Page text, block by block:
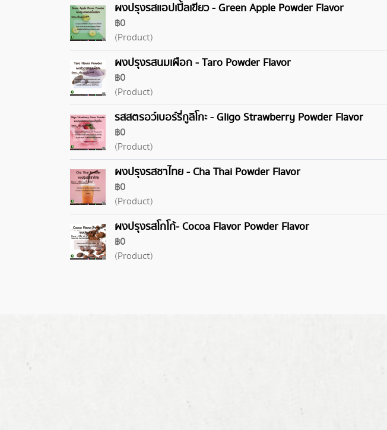
ผงปรุงรสแอปเปิ้ลเขียว - Green Apple Powder Flavor
฿0
(Product)
ผงปรุงรสนมเผือก - Taro Powder Flavor
฿0
(Product)
รสสตรอว์เบอร์รี่กูลิโกะ - Gligo Strawberry Powder Flavor
฿0
(Product)
ผงปรุงรสชาไทย - Cha Thai Powder Flavor
฿0
(Product)
ผงปรุงรสโกโก้- Cocoa Flavor Powder Flavor
฿0
(Product)